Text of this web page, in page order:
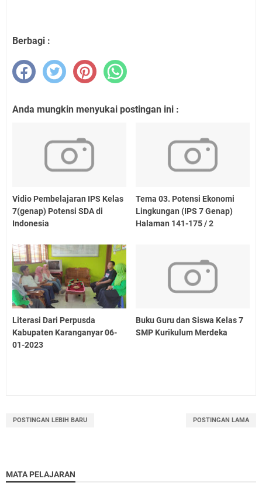
Berbagi :
Anda mungkin menyukai postingan ini :
Vidio Pembelajaran IPS Kelas
7(genap) Potensi SDA di
Indonesia
Tema 03. Potensi Ekonomi
Lingkungan (IPS 7 Genap)
Halaman 141-175 / 2
Literasi Dari Perpusda
Kabupaten Karanganyar 06-
01-2023
Buku Guru dan Siswa Kelas 7
SMP Kurikulum Merdeka
POSTINGAN LEBIH BARU POSTINGAN LAMA
MATA PELAJARAN